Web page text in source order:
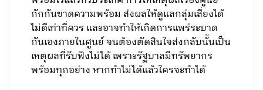
กักกันขาดความพร้อม ส่งผลให้ดูแลกลุ่มเสี่ยงได้
ไม่ดีเท่าที่ควร และอาจทำให้เกิดการแพร่ระบาด
กันเองภายในศูนย์ จนต้องตัดสินใจส่งกลับนั้นเป็น
เหตุผลที่รับฟังไม่ได้ เพราะรัฐบาลมีทรัพยากร
พร้อมทุกอย่าง หากทำไม่ได้แล้วใครจะทำได้